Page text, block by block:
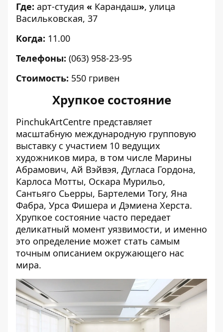
Где: арт-студия « Карандаш», улица
Васильковская, 37
Когда: 11.00
Телефоны: (063) 958-23-95
Стоимость: 550 гривен
Хрупкое состояние
PinchukArtCentre представляет
масштабную международную групповую
выставку с участием 10 ведущих
художников мира, в том числе Марины
Абрамович, Ай Вэйвэя, Дугласа Гордона,
Карлоса Мотты, Оскара Мурильо,
Сантьяго Сьерры, Бартелеми Тогу, Яна
Фабра, Урса Фишера и Дэмиена Херста.
Хрупкое состояние часто передает
деликатный момент уязвимости, и именно
это определение может стать самым
точным описанием окружающего нас
мира.